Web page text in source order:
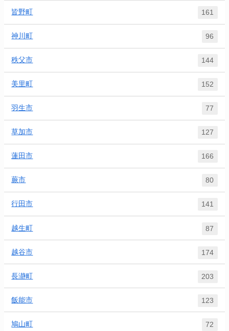
皆野町 161
神川町 96
秩父市 144
美里町 152
羽生市 77
草加市 127
蓮田市 166
蕨市 80
行田市 141
越生町 87
越谷市 174
長瀞町 203
飯能市 123
鳩山町 72